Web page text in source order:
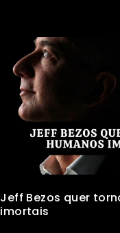
Jeff Bezos quer
imortais